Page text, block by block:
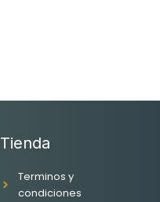
Tienda
Terminos y
condiciones